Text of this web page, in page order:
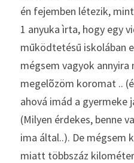
én fejemben létezik,
1 anyuka ìrta, hogy egy
mūködtetésū iskolában
mégsem vagyok annyira
megelõzöm koromat ..
ahová imád a gyermeke
(Milyen érdekes, benne
ima által..). De mégsem
miatt többszáz